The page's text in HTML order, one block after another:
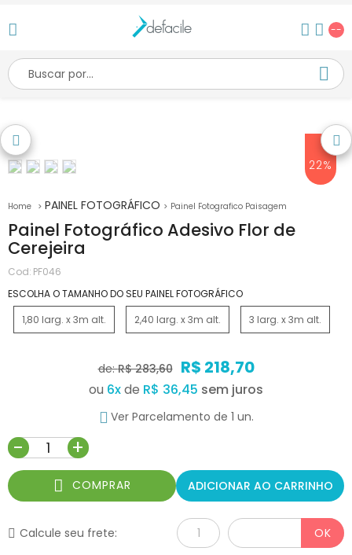
--
22%
PAINEL FOTOGRÁFICO Painel Fotografico Paisagem
Painel Fotográfico Adesivo Flor de
Cerejeira
Cod: PF046
ESCOLHA O TAMANHO DO SEU PAINEL FOTOGRÁFICO
1,80 larg. x 3m alt.
2,40 larg. x 3m alt. 3 larg. x 3m alt.
de:R$ 283,60 R$ 218,70
ou 6xde R$ 36,45
Ver Parcelamento de 1 un.
- +
COMPRAR ADICIONAR AO CARRINHO
Calcule seu frete: